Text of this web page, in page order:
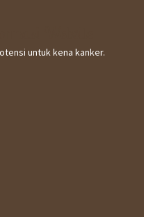
untuk kena kanker.